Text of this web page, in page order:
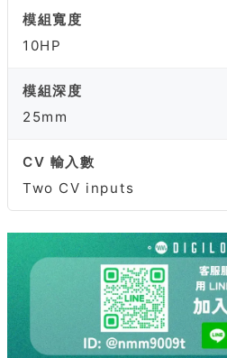
模組寬度
10HP
模組深度
25mm
CV 輸入數
Two CV inputs